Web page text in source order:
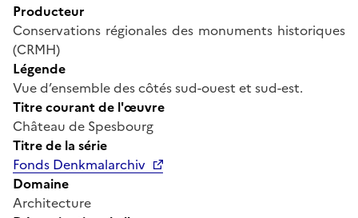
Producteur
Conservations régionales des monuments historiques
(CRMH)
Légende
Vue d’ensemble des côtés sud-ouest et sud-est.
Titre courant de l'œuvre
Château de Spesbourg
Titre de la série
Fonds Denkmalarchiv
Domaine
Architecture